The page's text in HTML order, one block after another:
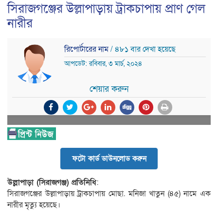
সিরাজগঞ্জের উল্লাপাড়ায় ট্রাকচাপায় প্রাণ গেল
নারীর
রিপোর্টারের নাম/ ৪৮১ বার দেখা হয়েছে
আপডেট: রবিবার, ৩ মার্চ, ২০২৪
শেয়ার করুন
ফটো কার্ড ডাউনলোড করুন
উল্লাপাড়া (সিরাজগঞ্জ) প্রতিনিধি:
সিরাজগঞ্জের উল্লাপাড়ায় ট্রাকচাপায় মোছা. মনিজা খাতুন (৪৫) নামে এক
নারীর মৃত্যু হয়েছে।